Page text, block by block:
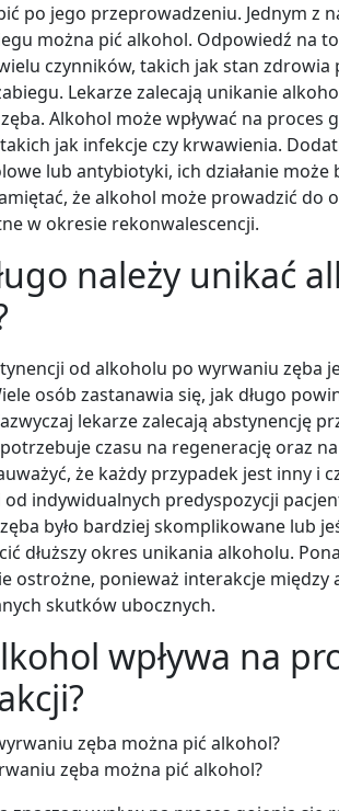
po jego przeprowadzeniu. Jednym z
można pić alkohol. Odpowiedź na
czynników, takich jak stan
Lekarze zalecają unikanie
Alkohol może wpływać na proces
jak infekcje czy krwawienia.
lub antybiotyki, ich działanie
że alkohol może prowadzić do
w okresie rekonwalescencji.
należy unikać
od alkoholu po wyrwaniu zęba
osób zastanawia się, jak długo
lekarze zalecają abstynencję
czasu na regenerację oraz
że każdy przypadek jest inny i
od indywidualnych predyspozycji
było bardziej skomplikowane lub
dłuższy okres unikania alkoholu.
ostrożne, ponieważ interakcje
skutków ubocznych.
wpływa na
zęba można pić alkohol?